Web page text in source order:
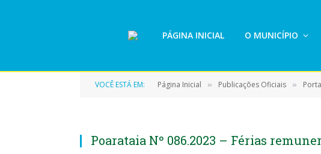
PÁGINA INICIAL O MUNICÍPIO
VOCÊ ESTÁ EM: Página Inicial » Publicações Oficiais »
Poarataia Nº 086.2023 – Férias